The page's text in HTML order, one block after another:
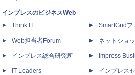
インプレスのビジネスWeb
Think IT
Web担当者Forum
インプレス総合研究所
IT Leaders
SmartGridフ
ネットショ
Impress
インプレス